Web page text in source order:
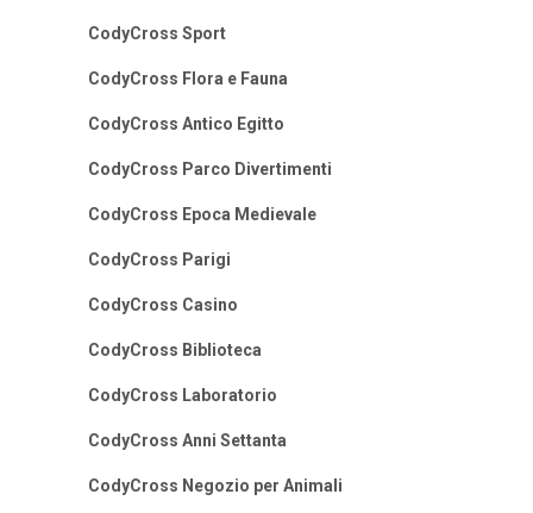
CodyCross Sport
CodyCross Flora e Fauna
CodyCross Antico Egitto
CodyCross Parco Divertimenti
CodyCross Epoca Medievale
CodyCross Parigi
CodyCross Casino
CodyCross Biblioteca
CodyCross Laboratorio
CodyCross Anni Settanta
CodyCross Negozio per Animali